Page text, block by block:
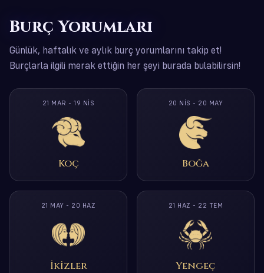
Burç Yorumları
Günlük, haftalık ve aylık burç yorumlarını takip et!
Burçlarla ilgili merak ettiğin her şeyi burada bulabilirsin!
21 MAR - 19 NIS
Koç
20 NIS - 20 MAY
Boğa
21 MAY - 20 HAZ
İkizler
21 HAZ - 22 TEM
Yengeç